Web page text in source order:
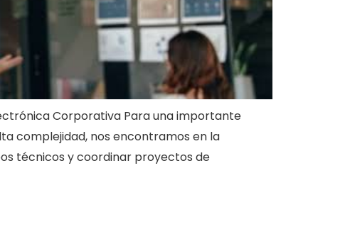
Corporativa Para una importante
complejidad, nos encontramos en la
técnicos y coordinar proyectos de